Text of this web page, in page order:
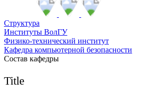
Структура
Институты ВолГУ
Физико-технический институт
Кафедра компьютерной безопасности
Состав кафедры
Title